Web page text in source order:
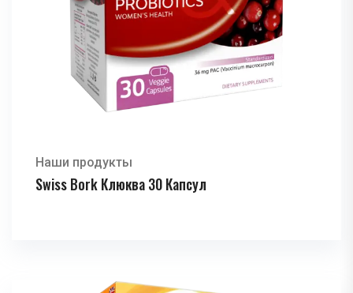
Наши продукты
Swiss Bork Клюква 30 Капсул